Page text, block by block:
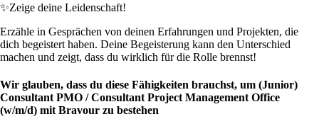
✨Zeige deine Leidenschaft!
Erzähle in Gesprächen von deinen Erfahrungen und Projekten, die
dich begeistert haben. Deine Begeisterung kann den Unterschied
machen und zeigt, dass du wirklich für die Rolle brennst!
Wir glauben, dass du diese Fähigkeiten brauchst, um (Junior)
Consultant PMO / Consultant Project Management Office
(w/m/d) mit Bravour zu bestehen